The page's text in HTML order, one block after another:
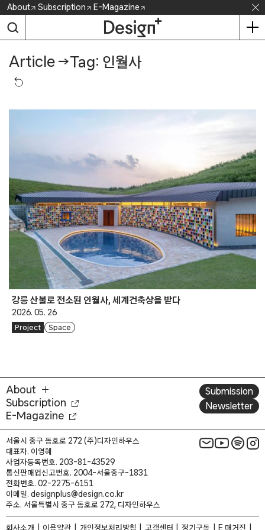
Skip
content
About Subscription E-Magazine
Article →Tag: 인월사
강릉 산불로 전소된 인월사, 세계건축상을 받다
2026. 05. 26
Project Space
About
Subscription
E-Magazine
Submission
Newsletter
서울시 중구 동호로 272 (주)디자인하우스
대표자. 이영혜
사업자등록번호. 203-81-43529
통신판매업신고번호. 2004-서울중구-1831
전화번호. 02-2275-6151
이메일. designplus@design.co.kr
주소. 서울특별시 중구 동호로 272, 디자인하우스
회사소개 이용약관 개인정보처리방침 고객센터 정기구독 E 매거진